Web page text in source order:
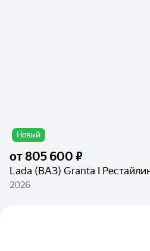
Новый
от805 600 ₽
Lada (ВАЗ) Granta I
2026